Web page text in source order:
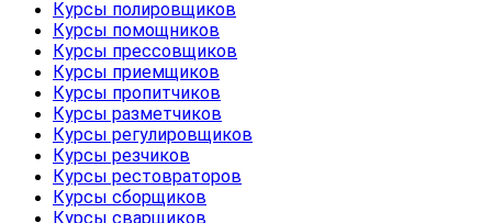
Курсы полировщиков
Курсы помощников
Курсы прессовщиков
Курсы приемщиков
Курсы пропитчиков
Курсы разметчиков
Курсы регулировщиков
Курсы резчиков
Курсы рестовраторов
Курсы сборщиков
Курсы сварщиков